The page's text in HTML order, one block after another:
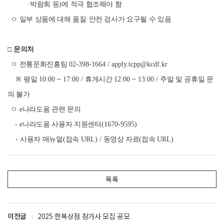
· 박람회 등)에 적극 협조해야 함
ㅇ 일부 상품에 대해 품질 · 안전 검사가 요구될 수 있음
□ 문의처
ㅇ 전통문화진흥팀 02-398-1664 / apply.tcpp@kcdf.kr
※ 평일 10:00 ~ 17:00 / 휴게시간 12:00 ~ 13:00 / 주말 및 공휴일 문
의 불가
ㅇ e나라도움 관련 문의
- e나라도움 사용자 지원센터 (1670-9595)
- 사용자 매뉴얼(접속 URL) / 동영상 자료(접속URL)
목록
이전글
2025 한복상점 참가사 모집 공모